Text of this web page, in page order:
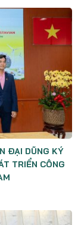
ĐẠI DŨNG KÝ
TRIỂN CÔNG